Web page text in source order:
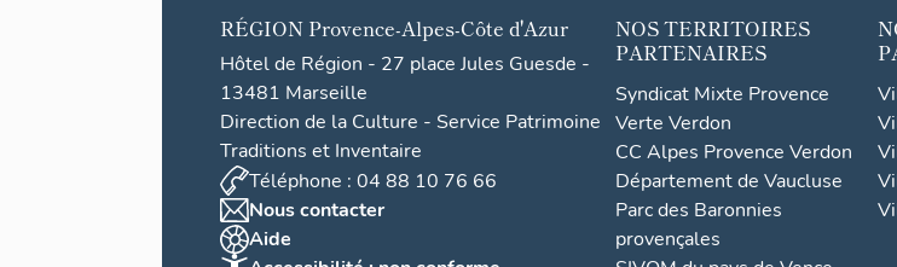
RÉGION Provence-Alpes-Côte d'Azur
Hôtel de Région - 27 place Jules Guesde -
13481 Marseille
Direction de la Culture - Service Patrimoine
Traditions et Inventaire
Téléphone : 04 88 10 76 66
Nous contacter
Aide
NOS TERRITOIRES
PARTENAIRES
Syndicat Mixte Provence
Verte Verdon
CC Alpes Provence Verdon
Département de Vaucluse
Parc des Baronnies
provençales